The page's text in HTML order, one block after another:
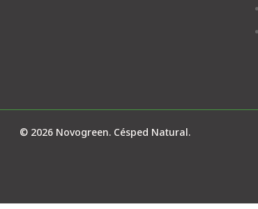
© 2026 Novogreen. Césped Natural.